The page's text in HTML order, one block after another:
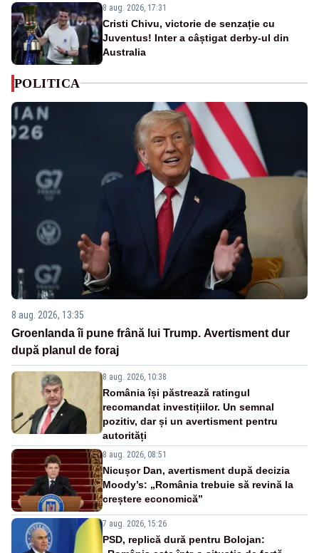
8 aug. 2026, 17:31
Cristi Chivu, victorie de senzație cu
Juventus! Inter a câștigat derby-ul din
Australia
POLITICA
8 aug. 2026, 13:35
Groenlanda îi pune frână lui Trump. Avertisment dur
după planul de foraj
8 aug. 2026, 10:38
România își păstrează ratingul
recomandat investițiilor. Un semnal
pozitiv, dar și un avertisment pentru
autorități
8 aug. 2026, 08:51
Nicușor Dan, avertisment după decizia
Moody’s: „România trebuie să revină la
creștere economică”
7 aug. 2026, 15:26
PSD, replică dură pentru Bolojan: